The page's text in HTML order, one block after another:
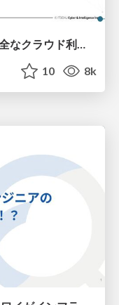
クラウドセキュリティ入門 ～安全なクラウド利用のための基礎知識～
10 8k